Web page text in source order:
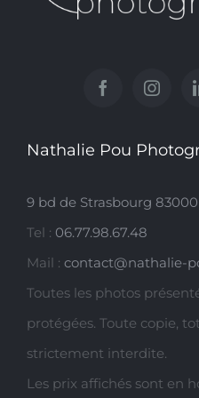
Nathalie Pou
9 bd de Strasbourg
Tel : 06.77.98.67.48
Mail : contact@nathalie-
Toutes les photos
protégées. Toute copie,
strictement interdite.
Les prix affichés sont en